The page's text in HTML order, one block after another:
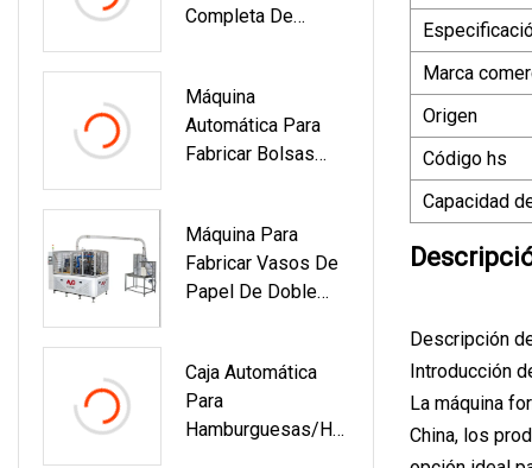
Completa De
Máquina
Automática Para
Fabricar Bolsas
De Plástico
Máquina Para
Fabricar Vasos De
Papel De Doble
Fabricar Vasos De
Papel De Alta
Velocidad Máquina
Caja Automática
Para
Hamburguesas/ha
Marca
Origen
Código hs
Capacidad
Descripción
Introducción
La máquina
China, los